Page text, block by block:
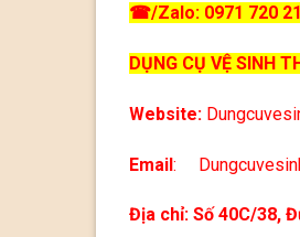
☎/Zalo: 0971 720
DỤNG CỤ VỆ SINH
Website:
Email:
Địa chỉ: Số 40C/38,